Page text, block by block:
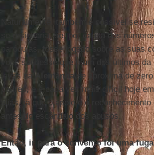
Naturalmente, também é possível se
se resignaria, se, por causa dos
paróquias, fosse jogado sobre as suas
você soubesse que é um dos últimos
levas na Alemanhase aproxima de
padres, e é cada vez mais difícil hoje
aliás, já que o apoio e o
antes do escândalo dos abusos.
Então, ir para o convento foi uma